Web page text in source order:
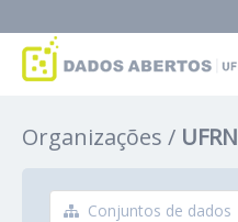
Grupos
Sobre
Organizações UFRN
Conjuntos de dados